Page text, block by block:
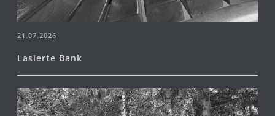
21.07.2026
Lasierte Bank